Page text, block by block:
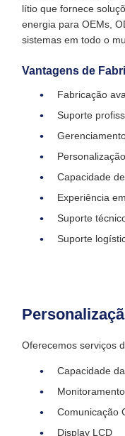
lítio que fornece
energia para OEMs,
sistemas em todo o
Vantagens de
Fabricação
Suporte
Capacidade
Experiência
Suporte
Suporte
Oferecemos serviços
Capacidade
Comunicação
Display LCD